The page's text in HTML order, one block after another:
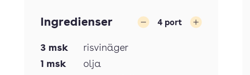
Ingredienser 4 port
3 msk
risvinäger
1 msk
olja